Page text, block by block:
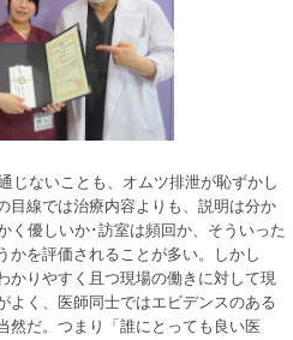
じないことも、オムツ排泄が恥ずかし
目線では治療内容よりも、説明は分か
く優しいか･訪室は頻回か、そういった
かを評価されることが多い。しかし
かりやすく且つ現場の働きに対して現
よく、医師同士ではエビデンスのある
然だ。つまり「誰にとっても良い医